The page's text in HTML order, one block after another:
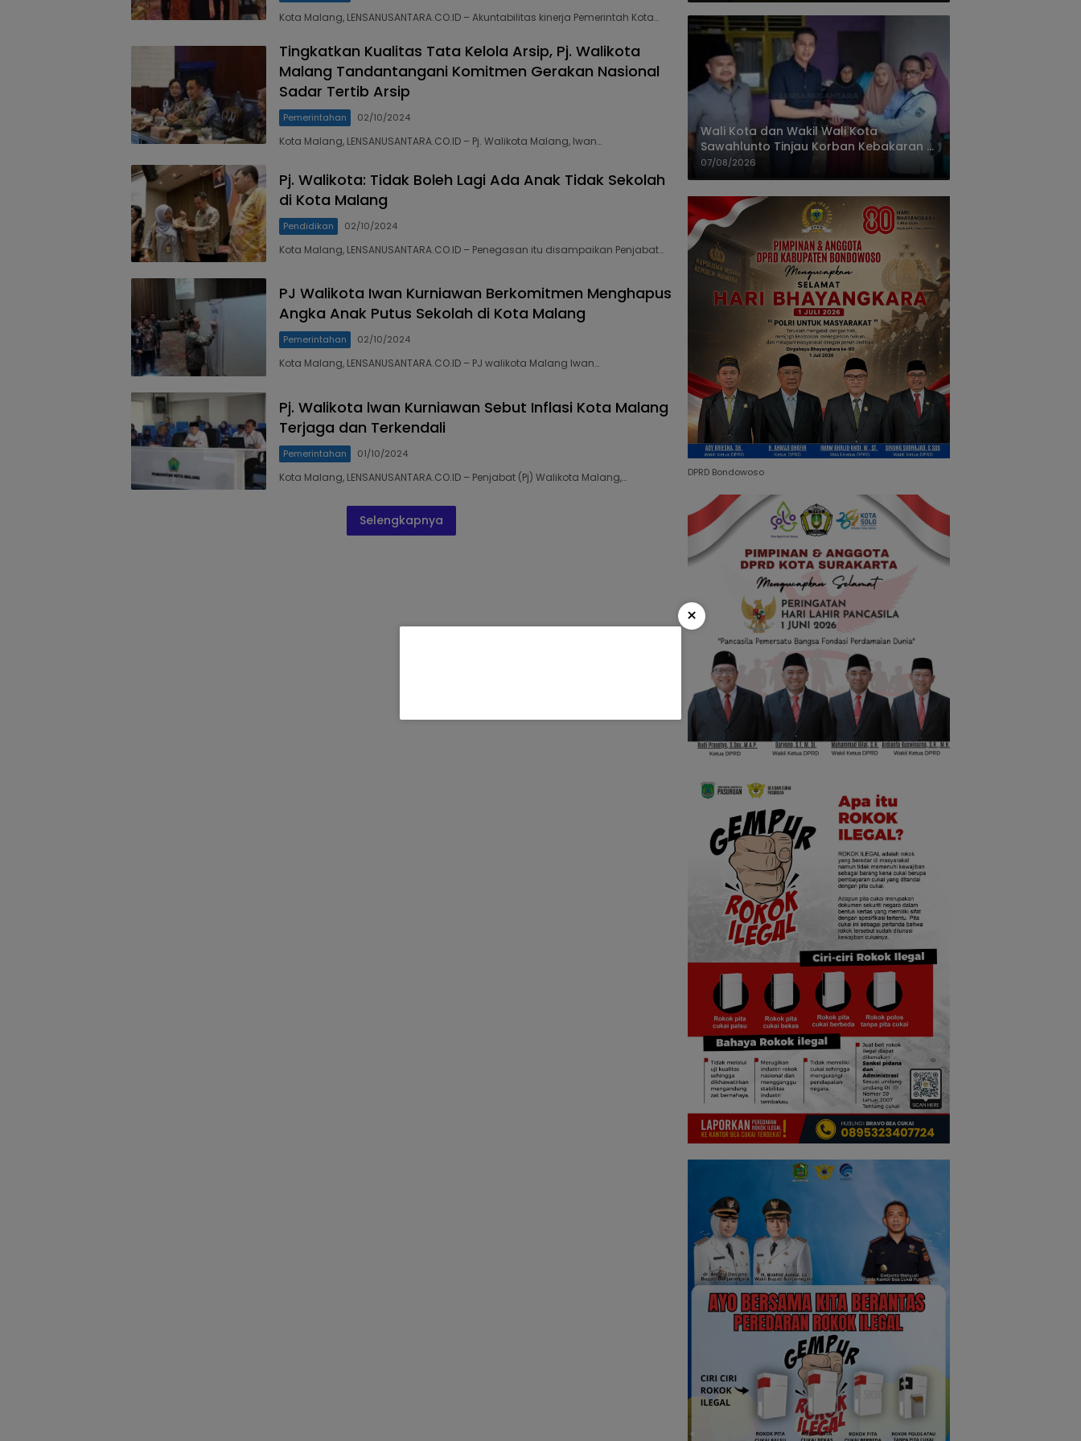
Kota Malang, LENSANUSANTARA.CO.ID – Akuntabilitas kinerja Pemerintah Kota…
Tingkatkan Kualitas Tata Kelola Arsip, Pj. Walikota
Malang Tandantangani Komitmen Gerakan Nasional
Sadar Tertib Arsip
Pemerintahan 02/10/2024
Kota Malang, LENSANUSANTARA.CO.ID – Pj. Walikota Malang, Iwan…
Pj. Walikota: Tidak Boleh Lagi Ada Anak Tidak Sekolah
di Kota Malang
Pendidikan 02/10/2024
Kota Malang, LENSANUSANTARA.CO.ID – Penegasan itu disampaikan Penjabat…
PJ Walikota Iwan Kurniawan Berkomitmen Menghapus
Angka Anak Putus Sekolah di Kota Malang
Pemerintahan 02/10/2024
Kota Malang, LENSANUSANTARA.CO.ID – PJ walikota Malang Iwan…
Pj. Walikota lwan Kurniawan Sebut Inflasi Kota Malang
Terjaga dan Terkendali
Pemerintahan 01/10/2024
Kota Malang, LENSANUSANTARA.CO.ID – Penjabat (Pj) Walikota Malang,…
Selengkapnya
Wali Kota dan Wakil Wali Kota
Sawahlunto Tinjau Korban Kebakaran di
Sikalang, Pastikan Bantuan dan Perkuat
Mitigasi Bencana
07/08/2026
DPRD Bondowoso
×